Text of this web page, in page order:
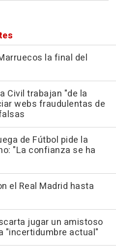
la final del
Civil trabajan "de la
webs fraudulentas de
de Fútbol pide la
"La confianza se ha
el Real Madrid hasta
jugar un amistoso
"incertidumbre actual"